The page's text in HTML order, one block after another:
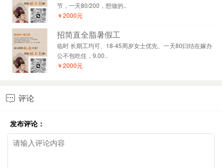
节，一天80/200，想做的..
￥2000元
招简直全脂暑假工
临时 长期工均可、18-45周岁女士优先、一天80曰结在嫁办
公不包吃住，9.00..
￥2000元
 评论
发布评论：